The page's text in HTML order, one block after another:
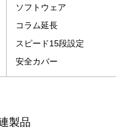
ソフトウェア
コラム延長
スピード15段設定
安全カバー
製品